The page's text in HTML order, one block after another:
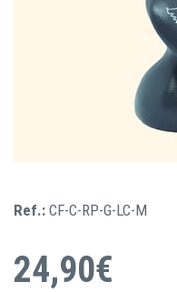
Ref.: CF-C-RP-G-LC-M
24,90€